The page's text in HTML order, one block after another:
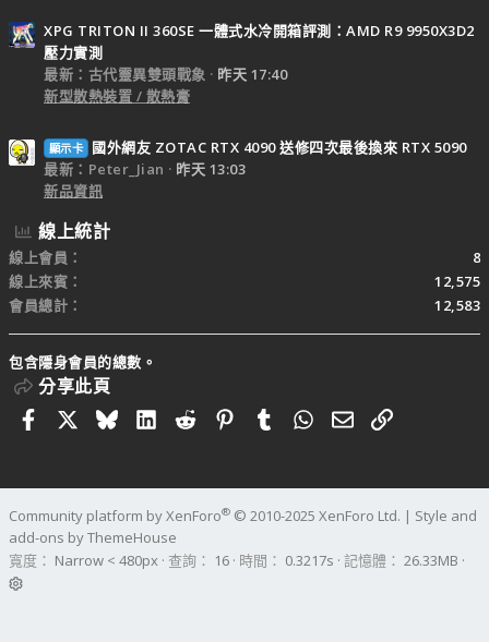
XPG TRITON II 360SE 一體式水冷開箱評測：AMD R9 9950X3D2
壓力實測
最新：古代靈異雙頭戰象
昨天 17:40
新型散熱裝置 / 散熱膏
顯示卡
國外網友 ZOTAC RTX 4090 送修四次最後換來 RTX 5090
最新：Peter_Jian
昨天 13:03
新品資訊
線上統計
線上會員
8
線上來賓
12,575
會員總計
12,583
包含隱身會員的總數。
分享此頁
FacebookBlueskyLinkedIn
RedditPinterestTumblrWhatsApp
電子郵件
連結
Community platform by XenForo® © 2010-2025 XenForo Ltd. | Style and
add-ons by ThemeHouse
寬度
查詢 16 時間 0.3217s 記憶體 26.33MB